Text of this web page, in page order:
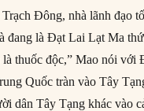
Đông, nhà lãnh đạo
đang là Đạt Lai Lạt Ma
là thuốc độc,” Mao nói
Quốc tràn vào Tây
dân Tây Tạng khác vào